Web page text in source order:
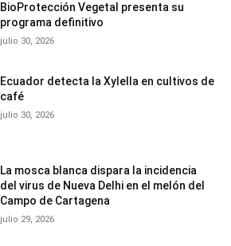
BioProtección Vegetal presenta su
programa definitivo
julio 30, 2026
Ecuador detecta la Xylella en cultivos de
café
julio 30, 2026
La mosca blanca dispara la incidencia
del virus de Nueva Delhi en el melón del
Campo de Cartagena
julio 29, 2026